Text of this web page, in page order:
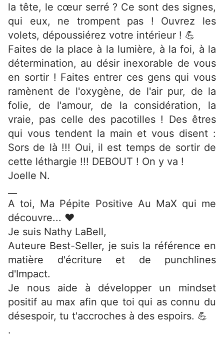
la tête, le cœur serré ? Ce sont des signes,
qui eux, ne trompent pas ! Ouvrez les
volets, dépoussiérez votre intérieur ! 💪
Faites de la place à la lumière, à la foi, à la
détermination, au désir inexorable de vous
en sortir ! Faites entrer ces gens qui vous
ramènent de l'oxygène, de l'air pur, de la
folie, de l'amour, de la considération, la
vraie, pas celle des pacotilles ! Des êtres
qui vous tendent la main et vous disent :
Sors de là !!! Oui, il est temps de sortir de
cette léthargie !!! DEBOUT ! On y va !
Joelle N.
A toi, Ma Pépite Positive Au MaX qui me
découvre... ❤
Je suis Nathy LaBell,
Auteure Best-Seller, je suis la référence en
matière d'écriture et de punchlines
d'Impact.
Je nous aide à développer un mindset
positif au max afin que toi qui as connu du
désespoir, tu t'accroches à des espoirs. 💪
.